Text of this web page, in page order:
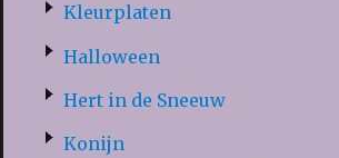
Kleurplaten
Halloween
Hert in de Sneeuw
Konijn